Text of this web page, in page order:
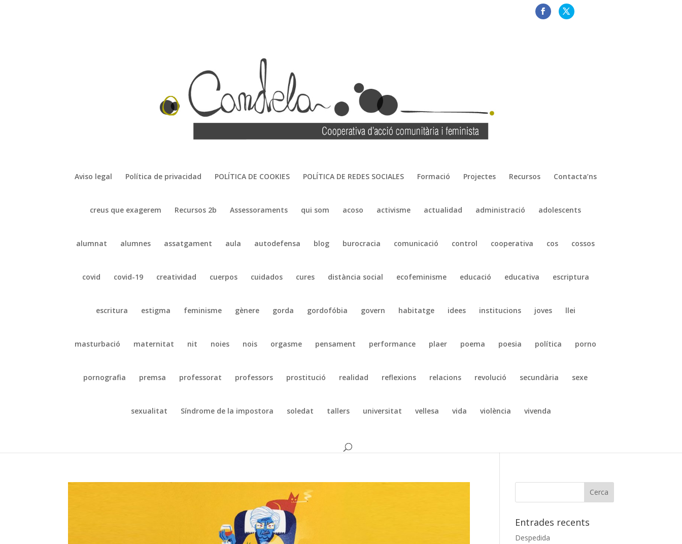
Aviso legal Política de privacidad POLÍTICA DE COOKIES POLÍTICA DE REDES SOCIALES Formació Projectes Recursos Contacta’ns
creus que exagerem Recursos 2b Assessoraments qui som acoso activisme actualidad administració adolescents
alumnat alumnes assatgament aula autodefensa blog burocracia comunicació control cooperativa cos cossos
covid covid-19 creatividad cuerpos cuidados cures distància social ecofeminisme educació educativa escriptura
escritura estigma feminisme gènere gorda gordofóbia govern habitatge idees institucions joves llei
masturbació maternitat nit noies nois orgasme pensament performance plaer poema poesia política porno
pornografia premsa professorat professors prostitució realidad reflexions relacions revolució secundària sexe
sexualitat Síndrome de la impostora soledat tallers universitat vellesa vida violència vivenda
Entrades recents
Despedida